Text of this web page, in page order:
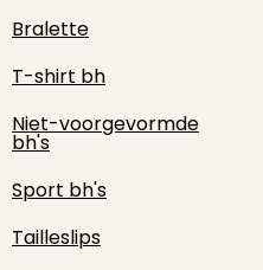
Bralette
T-shirt bh
Niet-voorgevormde
bh's
Sport bh's
Tailleslips